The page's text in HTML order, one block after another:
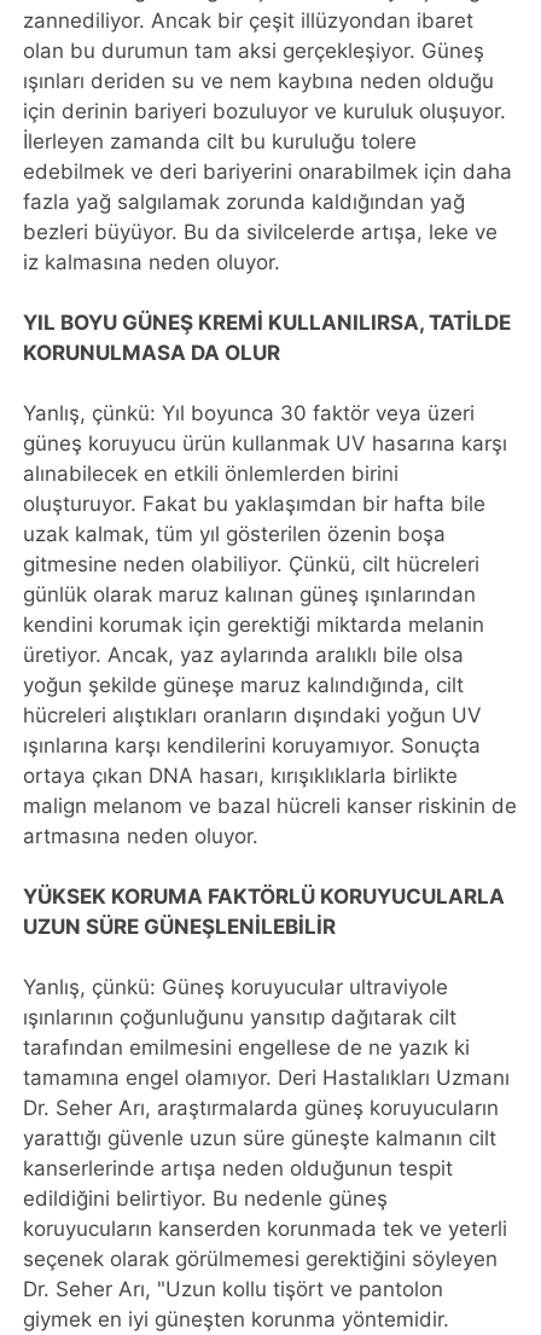
zannediliyor. Ancak bir çeşit illüzyondan ibaret
olan bu durumun tam aksi gerçekleşiyor. Güneş
ışınları deriden su ve nem kaybına neden olduğu
için derinin bariyeri bozuluyor ve kuruluk oluşuyor.
İlerleyen zamanda cilt bu kuruluğu tolere
edebilmek ve deri bariyerini onarabilmek için daha
fazla yağ salgılamak zorunda kaldığından yağ
bezleri büyüyor. Bu da sivilcelerde artışa, leke ve
iz kalmasına neden oluyor.
YIL BOYU GÜNEŞ KREMİ KULLANILIRSA, TATİLDE
KORUNULMASA DA OLUR
Yanlış, çünkü: Yıl boyunca 30 faktör veya üzeri
güneş koruyucu ürün kullanmak UV hasarına karşı
alınabilecek en etkili önlemlerden birini
oluşturuyor. Fakat bu yaklaşımdan bir hafta bile
uzak kalmak, tüm yıl gösterilen özenin boşa
gitmesine neden olabiliyor. Çünkü, cilt hücreleri
günlük olarak maruz kalınan güneş ışınlarından
kendini korumak için gerektiği miktarda melanin
üretiyor. Ancak, yaz aylarında aralıklı bile olsa
yoğun şekilde güneşe maruz kalındığında, cilt
hücreleri alıştıkları oranların dışındaki yoğun UV
ışınlarına karşı kendilerini koruyamıyor. Sonuçta
ortaya çıkan DNA hasarı, kırışıklıklarla birlikte
malign melanom ve bazal hücreli kanser riskinin de
artmasına neden oluyor.
YÜKSEK KORUMA FAKTÖRLÜ KORUYUCULARLA
UZUN SÜRE GÜNEŞLENİLEBİLİR
Yanlış, çünkü: Güneş koruyucular ultraviyole
ışınlarının çoğunluğunu yansıtıp dağıtarak cilt
tarafından emilmesini engellese de ne yazık ki
tamamına engel olamıyor. Deri Hastalıkları Uzmanı
Dr. Seher Arı, araştırmalarda güneş koruyucuların
yarattığı güvenle uzun süre güneşte kalmanın cilt
kanserlerinde artışa neden olduğunun tespit
edildiğini belirtiyor. Bu nedenle güneş
koruyucuların kanserden korunmada tek ve yeterli
seçenek olarak görülmemesi gerektiğini söyleyen
Dr. Seher Arı, "Uzun kollu tişört ve pantolon
giymek en iyi güneşten korunma yöntemidir.